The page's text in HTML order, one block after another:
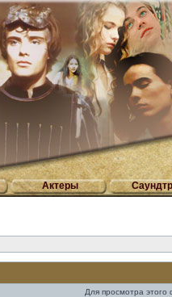
Актеры
Для просмотра